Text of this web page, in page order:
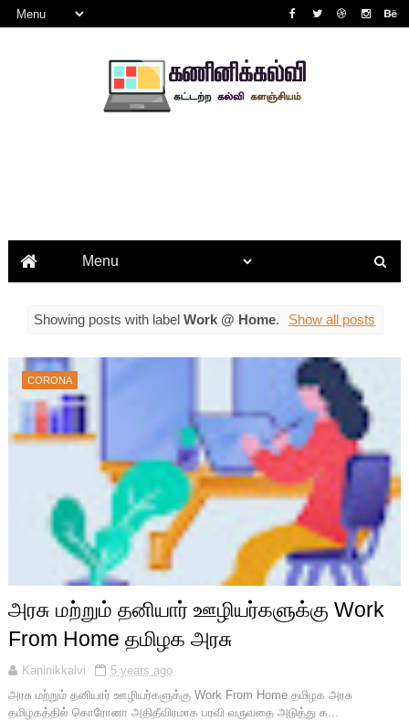
Showing posts with label Work @ Home. Show all posts
CORONA
அரசு மற்றும் தனியார் ஊழியர்களுக்கு Work
From Home தமிழக அரசு
Kaninikkalvi
5 years ago
அரசு மற்றும் தனியார் ஊழியர்களுக்கு Work From Home தமிழக அரசு
தமிழகத்தில் கொரோனா அதிதீவிரமாக பரவி வருவதை அடுத்து க...